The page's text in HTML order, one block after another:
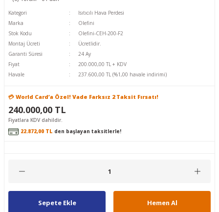
Kategori
Isıtıcılı Hava Perdesi
Marka
Olefini
Stok Kodu
Olefini-CEH-200-F2
Montaj Ücreti
Ücretlidir.
Garanti Süresi
24 Ay
Fiyat
200.000,00 TL + KDV
Havale
237.600,00 TL (%1,00 havale indirimi)
💳 World Card’a Özel! Vade Farksız 2 Taksit Fırsatı!
240.000,00 TL
Fiyatlara KDV dahildir.
22.872,00 TL den başlayan taksitlerle!
Sepete Ekle Hemen Al